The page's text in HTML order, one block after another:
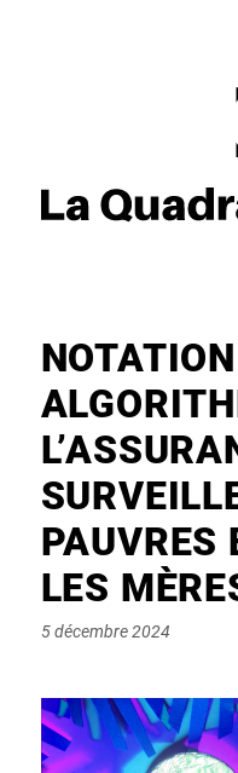
NOTATION
PAUVRES
LES
Posted
5 décembre 2024